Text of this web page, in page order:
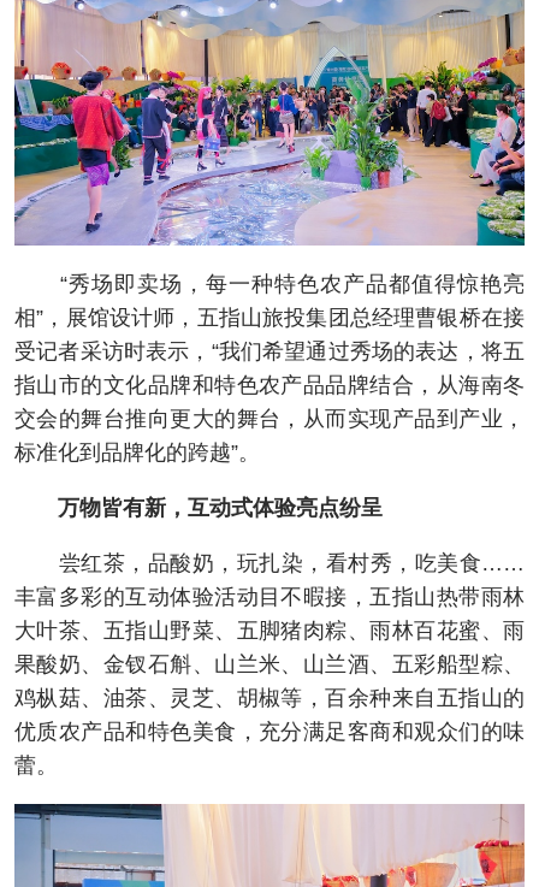
“秀场即卖场，每一种特色农产品都值得惊艳亮
相”，展馆设计师，五指山旅投集团总经理曹银桥在接
受记者采访时表示，“我们希望通过秀场的表达，将五
指山市的文化品牌和特色农产品品牌结合，从海南冬
交会的舞台推向更大的舞台，从而实现产品到产业，
标准化到品牌化的跨越”。
万物皆有新，互动式体验亮点纷呈
尝红茶，品酸奶，玩扎染，看村秀，吃美食……
丰富多彩的互动体验活动目不暇接，五指山热带雨林
大叶茶、五指山野菜、五脚猪肉粽、雨林百花蜜、雨
果酸奶、金钗石斛、山兰米、山兰酒、五彩船型粽、
鸡枞菇、油茶、灵芝、胡椒等，百余种来自五指山的
优质农产品和特色美食，充分满足客商和观众们的味
蕾。